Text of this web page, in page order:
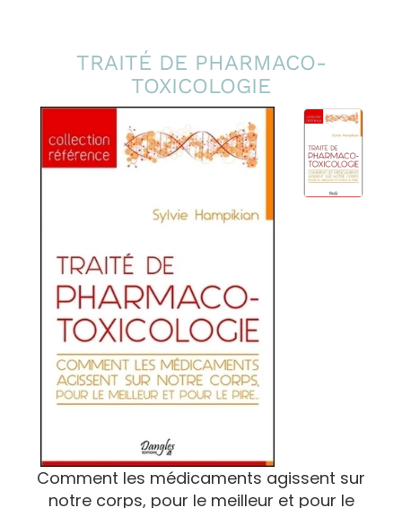
TRAITÉ DE PHARMACO-
TOXICOLOGIE
Comment les médicaments agissent sur
notre corps, pour le meilleur et pour le